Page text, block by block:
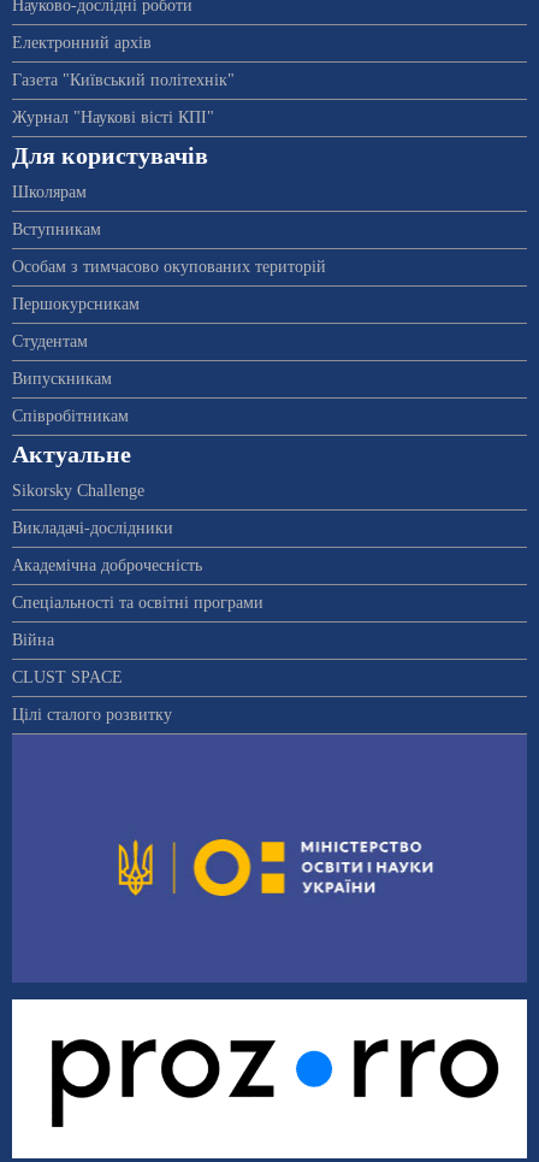
Науково-дослідні роботи
Електронний архів
Газета "Київський політехнік"
Журнал "Наукові вісті КПІ"
Для користувачів
Школярам
Вступникам
Особам з тимчасово окупованих територій
Першокурсникам
Студентам
Випускникам
Співробітникам
Актуальне
Sikorsky Challenge
Викладачі-дослідники
Академічна доброчесність
Спеціальності та освітні програми
Війна
CLUST SPACE
Цілі сталого розвитку